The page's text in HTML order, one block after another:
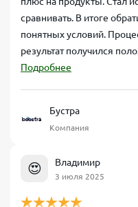
сравнивать. В итоге
понятных условий.
результат получился
Подробнее
Бустра
Компания
😍 Владимир
3 июля 2025